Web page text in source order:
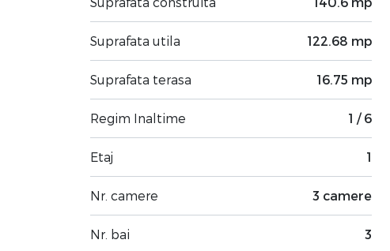
Suprafata utila 122.68 mp
Suprafata terasa 16.75 mp
Regim Inaltime 1 / 6
Etaj 1
Nr. camere 3 camere
Nr. bai 3